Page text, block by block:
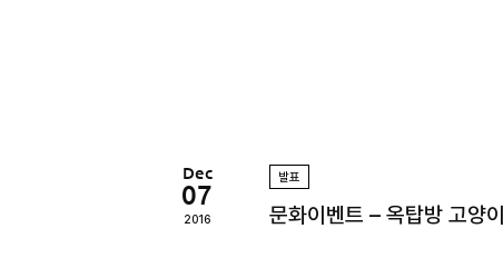
Dec
07
2016
발표
문화이벤트 – 옥탑방 고양